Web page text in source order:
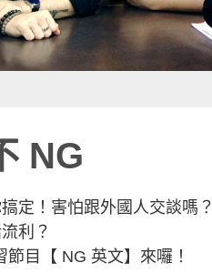
NG
定！害怕跟外國人交談嗎？
利？
目【 NG 英文】來囉！